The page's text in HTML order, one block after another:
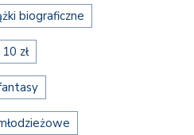
biograficzne
zł